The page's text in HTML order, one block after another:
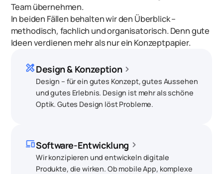
Team übernehmen.
In beiden Fällen behalten wir den Überblick –
methodisch, fachlich und organisatorisch. Denn gute
Ideen verdienen mehr als nur ein Konzeptpapier.
design_servicesDesign & Konzeptionchevron_right
Design – für ein gutes Konzept, gutes Aussehen
und gutes Erlebnis. Design ist mehr als schöne
Optik. Gutes Design löst Probleme.
devicesSoftware-Entwicklung chevron_right
Wir konzipieren und entwickeln digitale
Produkte, die wirken. Ob mobile App, komplexe